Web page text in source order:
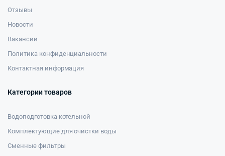
Отзывы
Новости
Вакансии
Политика конфиденциальности
Контактная информация
Категории товаров
Водоподготовка котельной
Комплектующие для очистки воды
Сменные фильтры